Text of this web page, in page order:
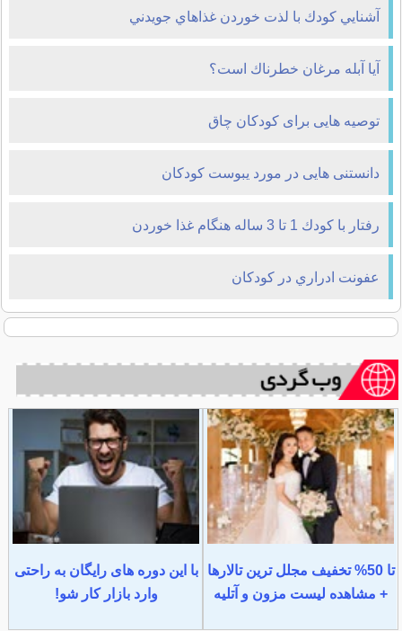
آشنايي كودك با لذت خوردن غذاهاي جويدني
آيا آبله مرغان خطرناك است؟
توصیه هایی برای کودکان چاق
دانستنی هایی در مورد یبوست کودکان
رفتار با كودك 1 تا 3 ساله هنگام غذا خوردن
عفونت ادراري در كودكان
تا 50% تخفیف مجلل ترین تالارها
+ مشاهده لیست مزون و آتلیه
با این دوره های رایگان به راحتی
وارد بازار کار شو!